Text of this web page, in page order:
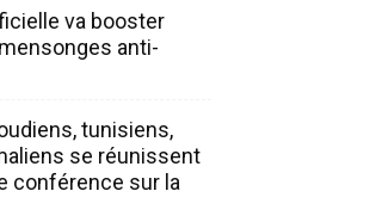
va booster
anti-
tunisiens,
se réunissent
conférence sur la